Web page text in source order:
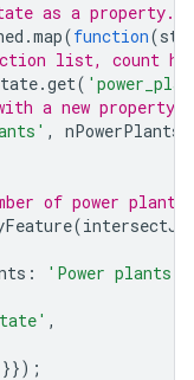
as a property.
.map(function(
list, count
.get(
a new property:
, nPowerPlants
of power
(
: 'Power plants'
,
}});